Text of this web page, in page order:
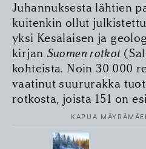
Juhannuksesta lähtien
kuitenkin ollut
yksi Kesäläisen ja
kirjan Suomen rotkot
kohteista. Noin 30 000
vaatinut suur­urakka
rotkosta, joista 151 on
KAPUA